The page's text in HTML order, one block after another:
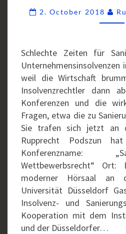
2. October 2018
Schlechte Zeiten für
weil die Wirtschaft
Insolvenzrechtler dann
Konferenzen und die
Fragen, etwa die zu
Sie trafen sich jetzt an
Rupprecht Podszun
Konferenzname:
Wettbewerbsrecht“ Ort:
moderner Hörsaal an
Universität Düsseldorf
Insolvenz- und
Kooperation mit dem
und der Düsseldorfer…